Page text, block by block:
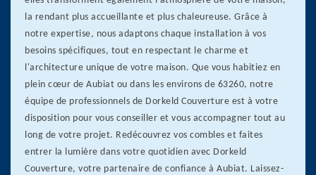
la rendant plus accueillante et plus chaleureuse. Grâce à
notre expertise, nous adaptons chaque installation à vos
besoins spécifiques, tout en respectant le charme et
l'architecture unique de votre maison. Que vous habitiez en
plein cœur de Aubiat ou dans les environs de 63260, notre
équipe de professionnels de Dorkeld Couverture est à votre
disposition pour vous conseiller et vous accompagner tout au
long de votre projet. Redécouvrez vos combles et faites
entrer la lumière dans votre quotidien avec Dorkeld
Couverture, votre partenaire de confiance à Aubiat. Laissez-